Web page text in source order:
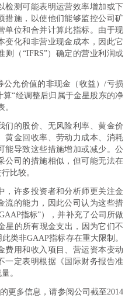
检测可能表明运营效率增加或下
措施，以使他们能够监控公司矿
单位和合并计算此指标。由于现
变化和非营业现金成本，因此它
（“IFRS”）确定的营业利润或
公允价值的非现金（收益）/亏损
“经调整后归属于金星股东的净
们的股价、无风险利率、黄金价
黄金回收率、劳动力成本、消耗
能导致这些措施增加或减少。公
公司的措施相似，但可能无法在
比较。
，许多投资者和分析师更关注金
流的能力，因此公司认为这些措
指标”），并补充了公司所做
星的所有现金支出，因为它们不
类非GAAP指标存在重大限制。
费用和收入项目、营运资本变动
一定表明根据《国际财务报告准
。
更多信息，请参阅公司截至2014